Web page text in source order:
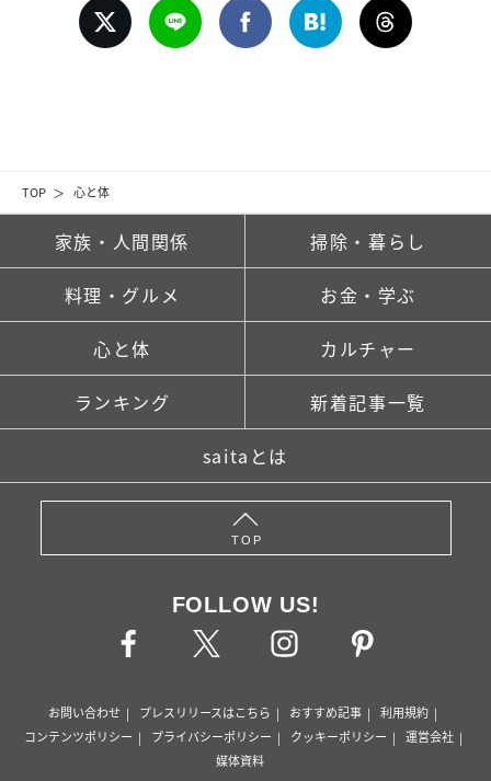
TOP 心と体
家族・人間関係 掃除・暮らし
料理・グルメ お金・学ぶ
心と体 カルチャー
ランキング 新着記事一覧
saitaとは
TOP
FOLLOW US!
お問い合わせ プレスリリースはこちら おすすめ記事
利用規約
コンテンツポリシー
プライバシーポリシー クッキーポリシー
運営会社
媒体資料